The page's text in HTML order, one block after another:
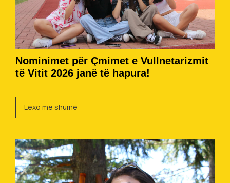
Nominimet për Çmimet e Vullnetarizmit
të Vitit 2026 janë të hapura!
Lexo më shumë